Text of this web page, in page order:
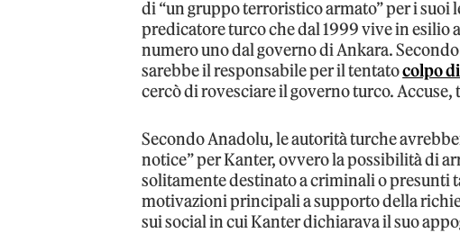
di “un gruppo terroristico armato” per i suoi
predicatore turco che dal 1999 vive in
numero uno dal governo di Ankara.
sarebbe il responsabile per il tentatocolpo
cercò di rovesciare il governo turco.
Secondo Anadolu, le autorità turche
notice” per Kanter, ovvero la possibilità di
solitamente destinato a criminali o presunti
motivazioni principali a supporto della
sui social in cui Kanter dichiarava il suo